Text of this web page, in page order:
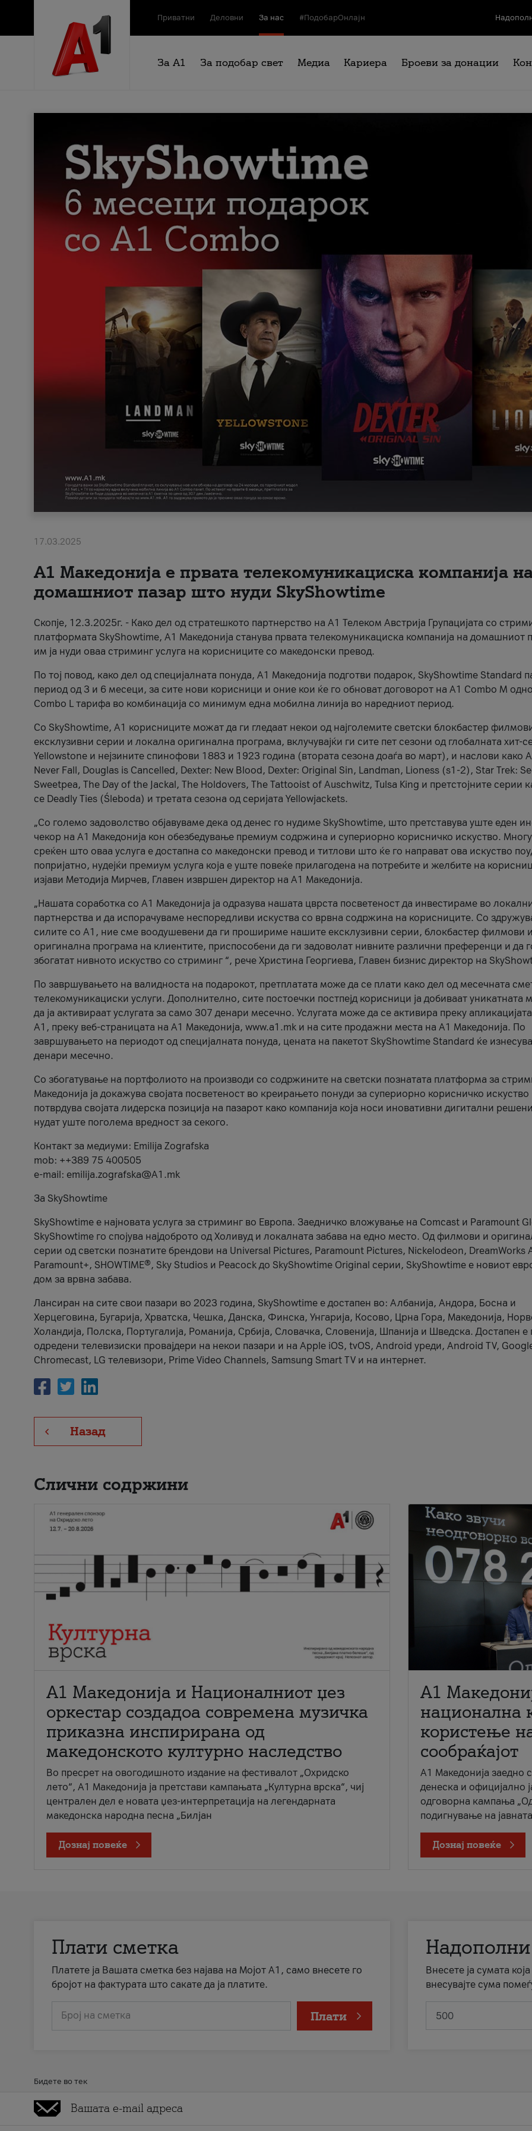
Приватни Деловни За нас #ПодобарОнлајн
За А1 За подобар свет Медиа Кариера Броеви за донации
17.03.2025
А1 Македонија е првата телекомуникациска компанија
домашниот пазар што нуди SkyShowtime
Скопје, 12.3.2025г. - Како дел од стратешкото партнерство на А1 Телеком Австрија Групацијата со
платформата SkyShowtime, А1 Македонија станува првата телекомуникациска компанија на домашниот
им ја нуди оваа стриминг услуга на корисниците со македонски превод.
По тој повод, како дел од специјалната понуда, А1 Македонија подготви подарок, SkyShowtime Standard
период од 3 и 6 месеци, за сите нови корисници и оние кои ќе го обноват договорот на А1 Combo M
Combo L тарифа во комбинација со минимум една мобилна линија во наредниот период.
Со SkyShowtime, А1 корисниците можат да ги гледаат некои од најголемите светски блокбастер
ексклузивни серии и локална оригинална програма, вклучувајќи ги сите пет сезони од глобалната хит-
Yellowstone и нејзините спинофови 1883 и 1923 година (втората сезона доаѓа во март), и наслови како
Never Fall, Douglas is Cancelled, Dexter: New Blood, Dexter: Original Sin, Landman, Lioness (s1-2), Star Trek:
Sweetpea, The Day of the Jackal, The Holdovers, The Tattooist of Auschwitz, Tulsa King и претстојните серии
се Deadly Ties (Śleboda) и третата сезона од серијата Yellowjackets.
„Со големо задоволство објавуваме дека од денес го нудиме SkyShowtime, што претставува уште еден
чекор на А1 Македонија кон обезбедување премиум содржина и супериорно корисничко искуство.
среќен што оваа услуга е достапна со македонски превод и титлови што ќе го направат ова искуство
попријатно, нудејќи премиум услуга која е уште повеќе прилагодена на потребите и желбите на
изјави Методија Мирчев, Главен извршен директор на А1 Македонија.
„Нашата соработка со А1 Македонија ја одразува нашата цврста посветеност да инвестираме во
партнерства и да испорачуваме неспоредливи искуства со врвна содржина на корисниците. Со
силите со А1, ние сме воодушевени да ги прошириме нашите ексклузивни серии, блокбастер филмови
оригинална програма на клиентите, приспособени да ги задоволат нивните различни преференци и да
збогатат нивното искуство со стриминг “, рече Христина Георгиева, Главен бизнис директор на
По завршувањето на валидноста на подарокот, претплатата може да се плати како дел од месечната
телекомуникациски услуги. Дополнително, сите постоечки постпејд корисници ја добиваат уникатната
да ја активираат услугата за само 307 денари месечно. Услугата може да се активира преку
A1, преку веб-страницата на А1 Македонија, www.a1.mk и на сите продажни места на А1 Македонија. По
завршувањето на периодот од специјалната понуда, цената на пакетот SkyShowtime Standard ќе
денари месечно.
Со збогатување на портфолиото на производи со содржините на светски познатата платформа за
Македонија ја докажува својата посветеност во креирањето понуди за супериорно корисничко искуство
потврдува својата лидерска позиција на пазарот како компанија која носи иновативни дигитални
нудат уште поголема вредност за секого.
Контакт за медиуми: Emilija Zografska
mob: ++389 75 400505
e-mail: emilija.zografska@A1.mk
За SkyShowtime
SkyShowtime е најновата услуга за стриминг во Европа. Заедничко вложување на Comcast и Paramount
SkyShowtime го спојува најдоброто од Холивуд и локалната забава на едно место. Од филмови и
серии од светски познатите брендови на Universal Pictures, Paramount Pictures, Nickelodeon, DreamWorks
Paramount+, SHOWTIME®, Sky Studios и Peacock до SkyShowtime Original серии, SkyShowtime е новиот
дом за врвна забава.
Лансиран на сите свои пазари во 2023 година, SkyShowtime е достапен во: Албанија, Андора, Босна и
Херцеговина, Бугарија, Хрватска, Чешка, Данска, Финска, Унгарија, Косово, Црна Гора, Македонија,
Холандија, Полска, Португалија, Романија, Србија, Словачка, Словенија, Шпанија и Шведска. Достапен е
одредени телевизиски провајдери на некои пазари и на Apple iOS, tvOS, Android уреди, Android TV,
Chromecast, LG телевизори, Prime Video Channels, Samsung Smart TV и на интернет.
Назад
Слични содржини
А1 Македонија и Националниот џез
оркестар создадоа современа музичка
приказна инспирирана од
македонското културно наследство
Во пресрет на овогодишното издание на фестивалот „Охридско
лето“, А1 Македонија ја претстави кампањата „Културна врска“, чиј
централен дел е новата џез-интерпретација на легендарната
македонска народна песна „Билјан
Дознај повеќе
A1
национална
користење
сообраќајот
A1 Македонија заедно
денеска и официјално
одговорна кампања
подигнување на
Дознај повеќе
Плати сметка
Платете ја Вашата сметка без најава на Мојот А1, само внесете го
бројот на фактурата што сакате да ја платите.
Број на сметка Плати
Внесете ја сумата
внесувајте сума
Бидете во тек